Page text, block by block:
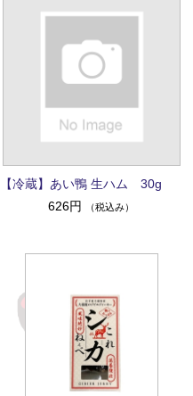
【冷蔵】あい鴨 生ハム 30g
626円
（税込み）